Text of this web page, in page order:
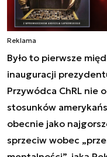
Reklama
Było to pierwsze
inauguracji
Przywódca ChRL nie
stosunków
obecnie jako
sprzeciw wobec